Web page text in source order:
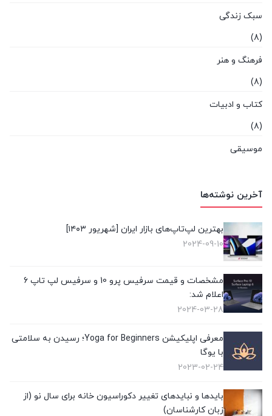
سبک زندگی
(8)
فرهنگ و هنر
(8)
کتاب و ادبیات
(8)
موسیقی
هوش مصنوعی و رباتیک
آخرین نوشته‌ها
بهترین لپ‌تاپ‌های بازار ایران [شهریور ۱۴۰۳]
2024-09-10
مشخصات و قیمت سرفیس پرو 10 و سرفیس لپ تاپ 6
اعلام شد:
2024-03-28
معرفی اپلیکیشن Yoga for Beginners؛ رسیدن به سلامتی
با یوگا
2023-02-24
بایدها و نبایدهای تغییر دکوراسیون خانه برای سال نو (از
زبان کارشناسان)